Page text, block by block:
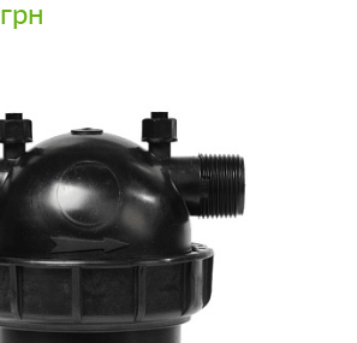
грн